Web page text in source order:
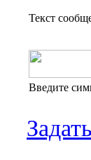
Текст
Введите